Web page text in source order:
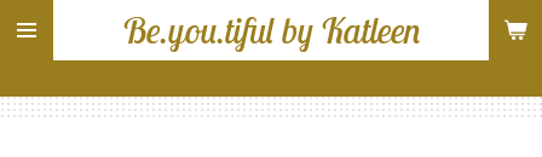
Ga
direct
de
Be.you.tiful by Katleen